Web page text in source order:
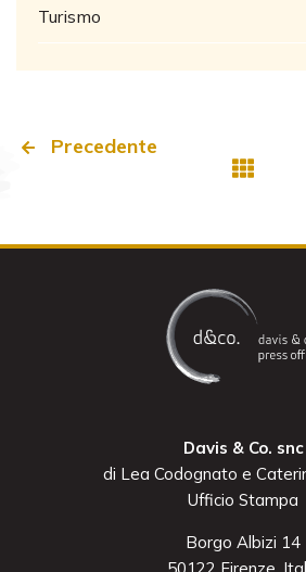
Turismo
Precedente
Davis & Co. snc
di Lea Codognato e
Ufficio Stampa
Borgo Albizi 14
50122 Firenze,